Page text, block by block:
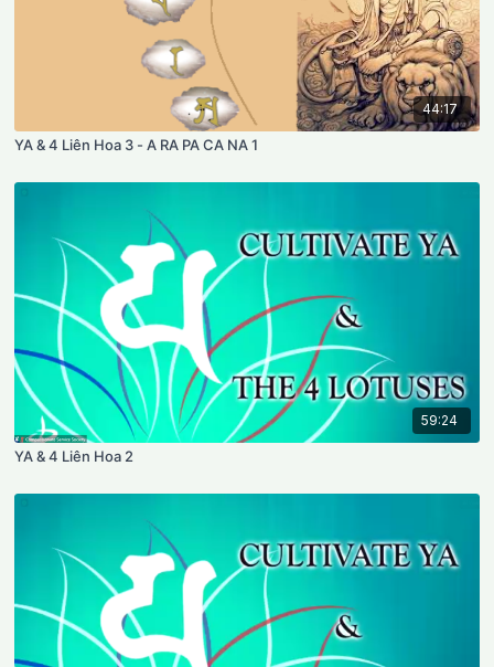
44:17
YA & 4 Liên Hoa 3 - A RA PA CA NA 1
59:24
YA & 4 Liên Hoa 2